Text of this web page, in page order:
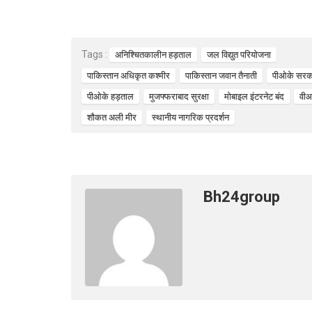
o
o
k
s
A
p
p
t
Tags : अनिश्चितकालीन हड़ताल
जल विद्युत परियोजना
पाकिस्तान अधिकृत कश्मीर
पाकिस्तान जवान तैनाती
पीओके
पीओके हड़ताल
मुजफ्फराबाद सुरक्षा मोबाइल इंटरनेट बंद
शौकत अली मीर
स्थानीय नागरिक प्रदर्शन
Bh24group